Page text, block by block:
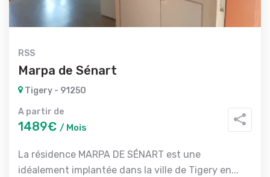
RSS
Marpa de Sénart
Tigery - 91250
A partir de
1489€ / Mois
La résidence MARPA DE SÉNART est une
idéalement implantée dans la ville de Tigery en...